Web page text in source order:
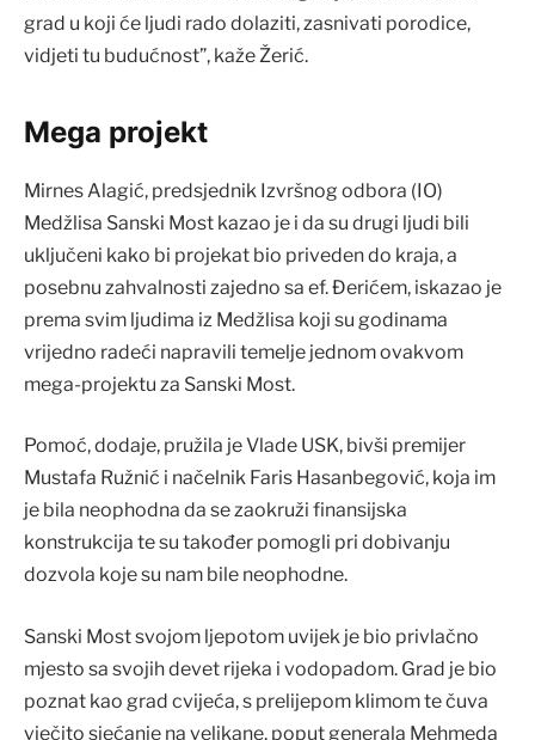
grad u koji će ljudi rado dolaziti, zasnivati porodice,
vidjeti tu budućnost”, kaže Žerić.
Mega projekt
Mirnes Alagić, predsjednik Izvršnog odbora (IO)
Medžlisa Sanski Most kazao je i da su drugi ljudi bili
uključeni kako bi projekat bio priveden do kraja, a
posebnu zahvalnosti zajedno sa ef. Đerićem, iskazao je
prema svim ljudima iz Medžlisa koji su godinama
vrijedno radeći napravili temelje jednom ovakvom
mega-projektu za Sanski Most.
Pomoć, dodaje, pružila je Vlade USK, bivši premijer
Mustafa Ružnić i načelnik Faris Hasanbegović, koja im
je bila neophodna da se zaokruži finansijska
konstrukcija te su također pomogli pri dobivanju
dozvola koje su nam bile neophodne.
Sanski Most svojom ljepotom uvijek je bio privlačno
mjesto sa svojih devet rijeka i vodopadom. Grad je bio
poznat kao grad cvijeća, s prelijepom klimom te čuva
vječito sjećanje na velikane, poput generala Mehmeda